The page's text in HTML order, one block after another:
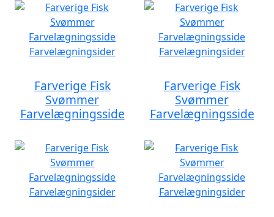
Farverige Fisk
Svømmer
Farvelægningsside
Farverige Fisk
Svømmer
Farvelægningsside